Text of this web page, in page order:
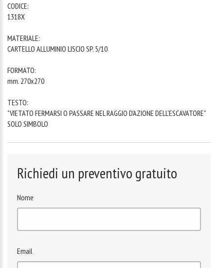
CODICE:
1318X
MATERIALE:
CARTELLO ALLUMINIO LISCIO SP. 5/10
FORMATO:
mm. 270x270
TESTO:
"VIETATO FERMARSI O PASSARE NEL RAGGIO D'AZIONE DELL'ESCAVATORE"
SOLO SIMBOLO
Richiedi un preventivo gratuito
Nome
Email